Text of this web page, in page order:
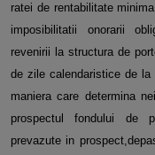
ratei de rentabilitate
imposibilitatii onorarii
revenirii la structura de
de zile calendaristice de
maniera care determina
prospectul fondului de
prevazute in